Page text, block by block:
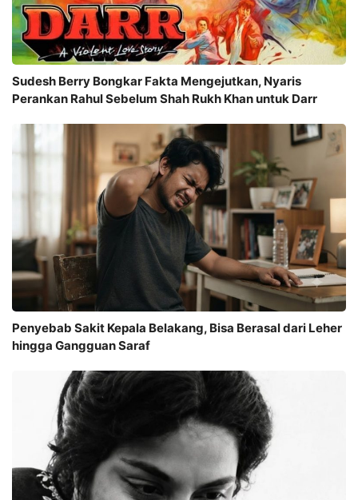
Sudesh Berry Bongkar Fakta Mengejutkan, Nyaris
Perankan Rahul Sebelum Shah Rukh Khan untuk Darr
Penyebab Sakit Kepala Belakang, Bisa Berasal dari Leher
hingga Gangguan Saraf